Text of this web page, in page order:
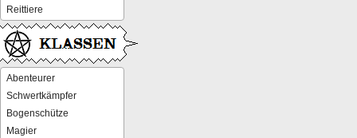
Reittiere
Abenteurer
Schwertkämpfer
Bogenschütze
Magier